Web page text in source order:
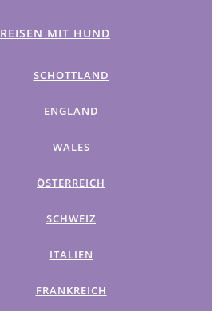
REISEN MIT HUND
SCHOTTLAND
ENGLAND
WALES
ÖSTERREICH
SCHWEIZ
ITALIEN
FRANKREICH